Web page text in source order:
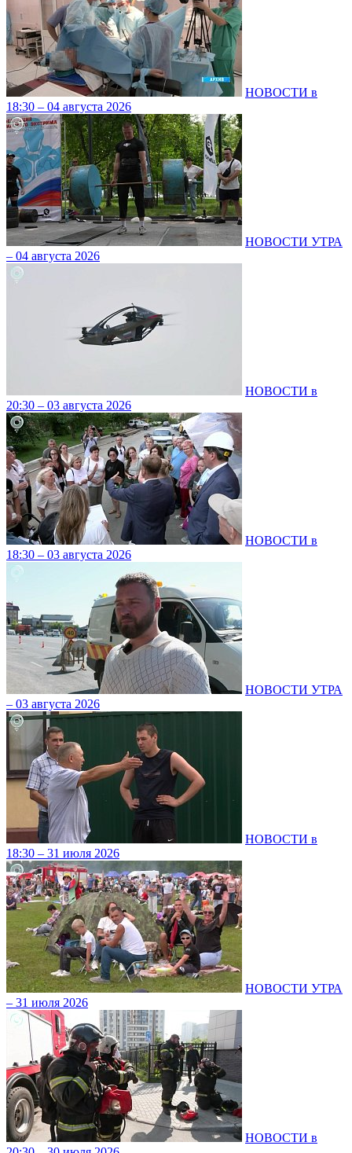
НОВОСТИ в
18:30 – 04 августа 2026
НОВОСТИ УТРА
– 04 августа 2026
НОВОСТИ в
20:30 – 03 августа 2026
НОВОСТИ в
18:30 – 03 августа 2026
НОВОСТИ УТРА
– 03 августа 2026
НОВОСТИ в
18:30 – 31 июля 2026
НОВОСТИ УТРА
– 31 июля 2026
НОВОСТИ в